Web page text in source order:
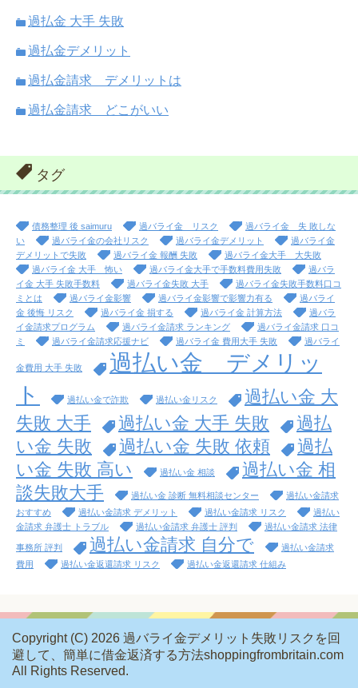
過払金 大手 失敗
過払金デメリット
過払金請求 デメリットは
過払金請求 どこがいい
タグ
債務整理 後 saimuru 過バライ金 リスク
過バライ金 失 敗しな
い
過バライ金の会社リスク 過バライ金デメリット
過バライ金
デメリットで失敗
過バライ金 報酬 失敗
過バライ金大手 大失敗
過バライ金 大手 怖い
過バライ金大手で手数料費用失敗
過バラ
イ金 大手 失敗手数料
過バライ金失敗 大手
過バライ金失敗手数料口コ
ミとは
過バライ金影響 過バライ金影響で影響力有る
過バライ
金 後悔 リスク
過バライ金 損する 過バライ金 計算方法
過バラ
イ金請求プログラム
過バライ金請求 ランキング
過バライ金請求 口コ
ミ
過バライ金請求応援ナビ 過バライ金 費用大手 失敗 過バライ
金費用 大手 失敗
過払い金 デメリッ
ト
過払い金で詐欺 過払い金リスク
過払い金 大
失敗 大手
過払い金 大手 失敗
過払
い金 失敗
過払い金 失敗 依頼
過払
い金 失敗 高い
過払い金 相談
過払い金 相
談失敗大手
過払い金 診断 無料相談センター
過払い金請求
おすすめ
過払い金請求 デメリット 過払い金請求 リスク
過払い
金請求 弁護士 トラブル
過払い金請求 弁護士 評判 過払い金請求 法律
事務所 評判 過払い金請求 自分で
過払い金請求
費用
過払い金返還請求 リスク 過払い金返還請求 仕組み
Copyright (C) 2026 過バライ金デメリット失敗リスクを回
避して、簡単に借金返済する方法shoppingfrombritain.com
All Rights Reserved.